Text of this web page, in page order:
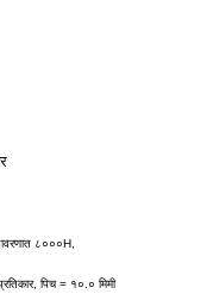
८०००H,
पिच = १०.० मिमी